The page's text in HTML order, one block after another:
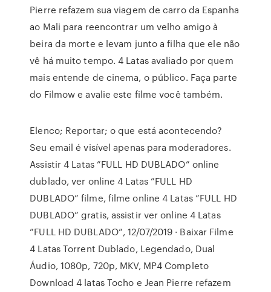
Pierre refazem sua viagem de carro da Espanha
ao Mali para reencontrar um velho amigo à
beira da morte e levam junto a filha que ele não
vê há muito tempo. 4 Latas avaliado por quem
mais entende de cinema, o público. Faça parte
do Filmow e avalie este filme você também.
Elenco; Reportar; o que está acontecendo?
Seu email é visível apenas para moderadores.
Assistir 4 Latas ”FULL HD DUBLADO” online
dublado, ver online 4 Latas ”FULL HD
DUBLADO” filme, filme online 4 Latas ”FULL HD
DUBLADO” gratis, assistir ver online 4 Latas
”FULL HD DUBLADO”, 12/07/2019 · Baixar Filme
4 Latas Torrent Dublado, Legendado, Dual
Áudio, 1080p, 720p, MKV, MP4 Completo
Download 4 latas Tocho e Jean Pierre refazem